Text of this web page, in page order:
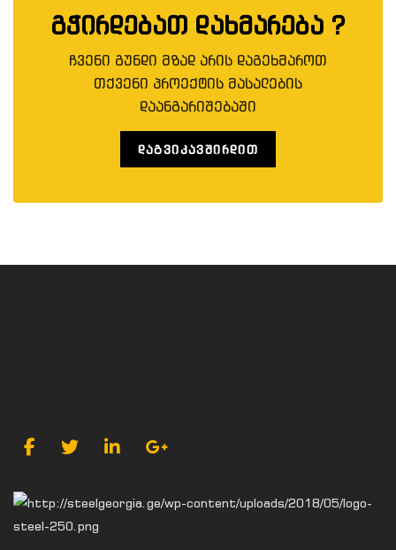
გჭირდებათ დახმარება ?
ჩვენი გუნდი მზად არის დაგეხმაროთ
თქვენი პროექტის მასალების
დაანგარიშებაში
ᲓᲐᲒᲕᲘᲙᲐᲕᲨᲘᲠᲓᲘᲗ